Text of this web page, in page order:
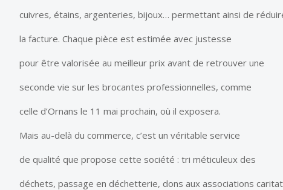
cuivres, étains, argenteries, bijoux… permettant ainsi de
la facture. Chaque pièce est estimée avec justesse
pour être valorisée au meilleur prix avant de retrouver une
seconde vie sur les brocantes professionnelles, comme
celle d’Ornans le 11 mai prochain, où il exposera.
Mais au-delà du commerce, c’est un véritable service
de qualité que propose cette société : tri méticuleux des
déchets, passage en déchetterie, dons aux associations